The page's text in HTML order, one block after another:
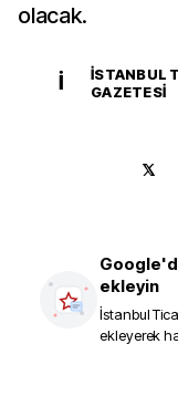
olacak.
İ
İSTANBUL
GAZETESI
ekleyin
İstanbul
ekleyerek